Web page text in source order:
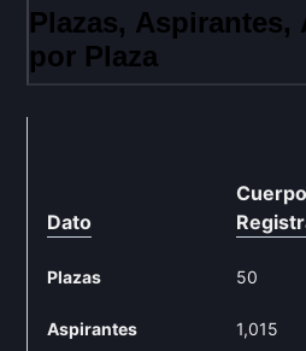
Plazas, Aspirantes,
por Plaza
Dato
Plazas 50
Aspirantes 1,015